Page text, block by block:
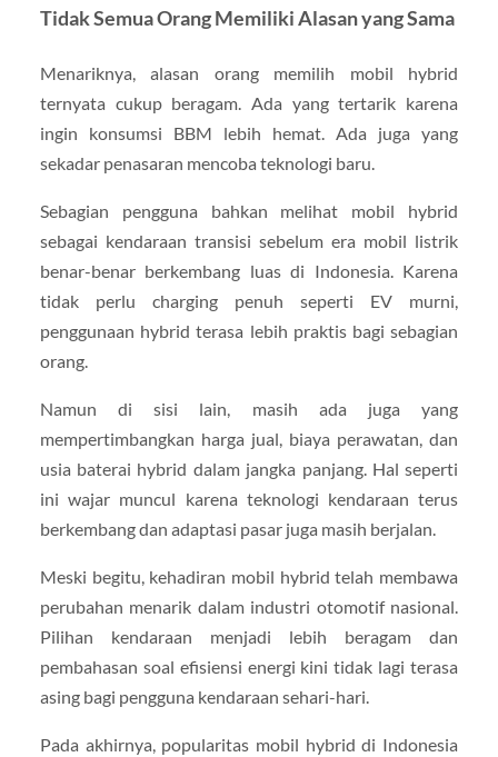
Tidak Semua Orang Memiliki Alasan yang Sama
Menariknya, alasan orang memilih mobil hybrid
ternyata cukup beragam. Ada yang tertarik karena
ingin konsumsi BBM lebih hemat. Ada juga yang
sekadar penasaran mencoba teknologi baru.
Sebagian pengguna bahkan melihat mobil hybrid
sebagai kendaraan transisi sebelum era mobil listrik
benar-benar berkembang luas di Indonesia. Karena
tidak perlu charging penuh seperti EV murni,
penggunaan hybrid terasa lebih praktis bagi sebagian
orang.
Namun di sisi lain, masih ada juga yang
mempertimbangkan harga jual, biaya perawatan, dan
usia baterai hybrid dalam jangka panjang. Hal seperti
ini wajar muncul karena teknologi kendaraan terus
berkembang dan adaptasi pasar juga masih berjalan.
Meski begitu, kehadiran mobil hybrid telah membawa
perubahan menarik dalam industri otomotif nasional.
Pilihan kendaraan menjadi lebih beragam dan
pembahasan soal efisiensi energi kini tidak lagi terasa
asing bagi pengguna kendaraan sehari-hari.
Pada akhirnya, popularitas mobil hybrid di Indonesia